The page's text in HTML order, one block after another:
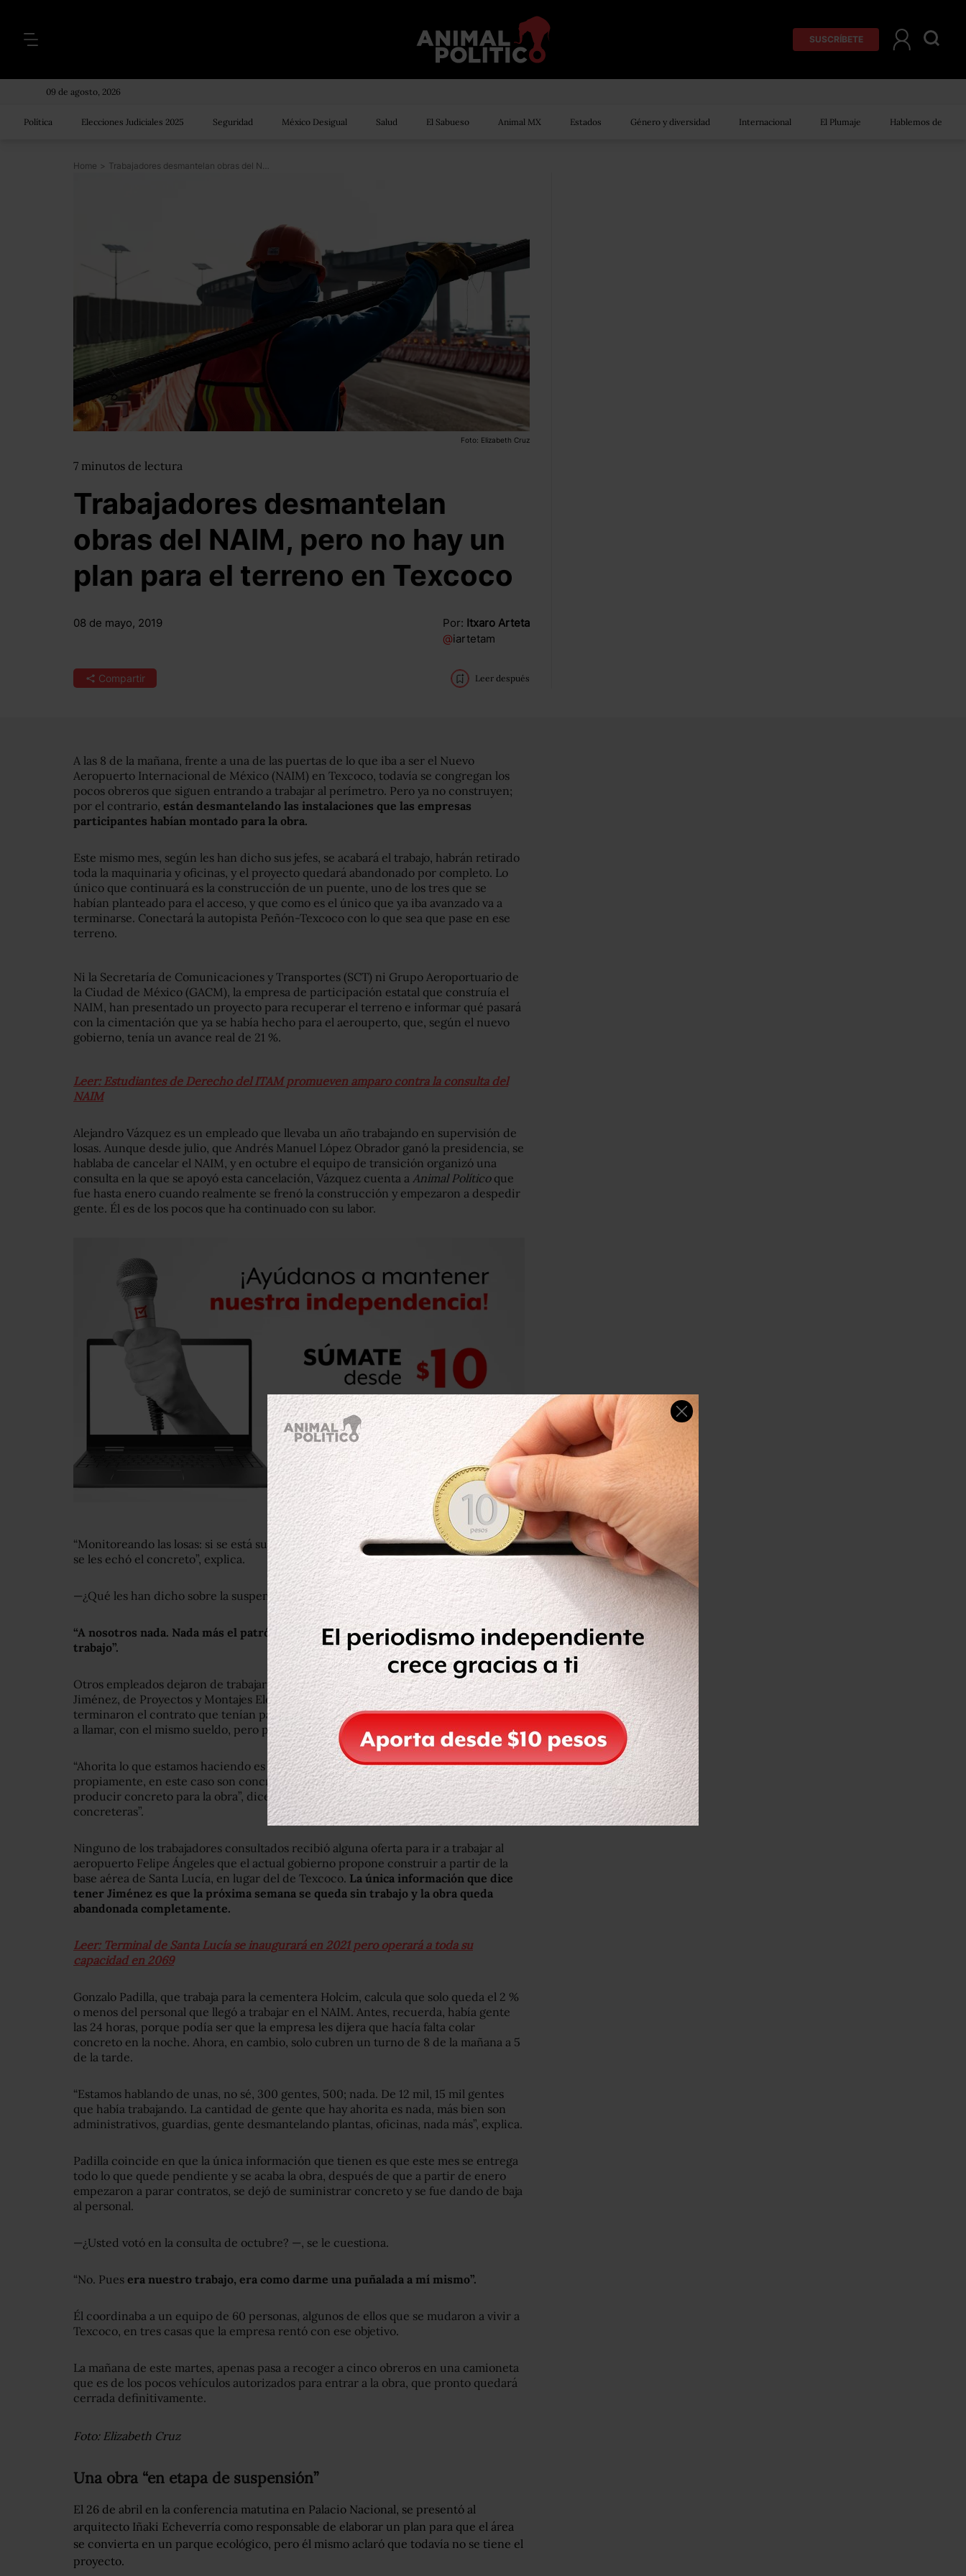
SUSCRÍBETE
09 de agosto, 2026
Política Elecciones Judiciales 2025 Seguridad México Desigual Salud El Sabueso Animal MX Estados Género y diversidad Internacional El Plumaje Hablemos de
Home > Trabajadores desmantelan obras del NAIM, pero no hay un plan para el terreno en Texcoco
Foto: Elizabeth Cruz
7 minutos de lectura
Trabajadores desmantelan
obras del NAIM, pero no hay un
plan para el terreno en Texcoco
08 de mayo, 2019 Por: Itxaro Arteta
@iartetam
Compartir Leer después
A las 8 de la mañana, frente a una de las puertas de lo que iba a ser el Nuevo
Aeropuerto Internacional de México (NAIM) en Texcoco, todavía se congregan los
pocos obreros que siguen entrando a trabajar al perímetro. Pero ya no construyen;
por el contrario, están desmantelando las instalaciones que las empresas
participantes habían montado para la obra.
Este mismo mes, según les han dicho sus jefes, se acabará el trabajo, habrán retirado
toda la maquinaria y oficinas, y el proyecto quedará abandonado por completo. Lo
único que continuará es la construcción de un puente, uno de los tres que se
habían planteado para el acceso, y que como es el único que ya iba avanzado va a
terminarse. Conectará la autopista Peñón-Texcoco con lo que sea que pase en ese
terreno.
Ni la Secretaría de Comunicaciones y Transportes (SCT) ni Grupo Aeroportuario de
la Ciudad de México (GACM), la empresa de participación estatal que construía el
NAIM, han presentado un proyecto para recuperar el terreno e informar qué pasará
con la cimentación que ya se había hecho para el aerouperto, que, según el nuevo
gobierno, tenía un avance real de 21 %.
Leer: Estudiantes de Derecho del ITAM promueven amparo contra la consulta del
NAIM
Alejandro Vázquez es un empleado que llevaba un año trabajando en supervisión de
losas. Aunque desde julio, que Andrés Manuel López Obrador ganó la presidencia, se
hablaba de cancelar el NAIM, y en octubre el equipo de transición organizó una
consulta en la que se apoyó esta cancelación, Vázquez cuenta a Animal Políticoque
fue hasta enero cuando realmente se frenó la construcción y empezaron a despedir
gente. Él es de los pocos que ha continuado con su labor.
“Monitoreando las losas: si se está sumiendo, no se está sumiendo. Que ya están, ya
se les echó el concreto”, explica.
—¿Qué les han dicho sobre la suspensión? —, se le pregunta.
“A nosotros nada. Nada más el patrón dijo: ya nada más 15 días nos quedan de
trabajo”.
Otros empleados dejaron de trabajar durante un par de meses, como Fernando
Jiménez, de Proyectos y Montajes Electromecánicos de México, porque en enero les
terminaron el contrato que tenían para construir y a principios de abril los volvieron
a llamar, con el mismo sueldo, pero para un nuevo propósito: el de retirar todo.
“Ahorita lo que estamos haciendo es desmantelando la estructura de construcción,
propiamente, en este caso son concreteras que estamos retirando, que eran para
producir concreto para la obra”, dice. “Trabajamos medio año, se instalaron tres
concreteras”.
Ninguno de los trabajadores consultados recibió alguna oferta para ir a trabajar al
aeropuerto Felipe Ángeles que el actual gobierno propone construir a partir de la
base aérea de Santa Lucía, en lugar del de Texcoco. La única información que dice
tener Jiménez es que la próxima semana se queda sin trabajo y la obra queda
abandonada completamente.
Leer: Terminal de Santa Lucía se inaugurará en 2021 pero operará a toda su
capacidad en 2069
Gonzalo Padilla, que trabaja para la cementera Holcim, calcula que solo queda el 2 %
o menos del personal que llegó a trabajar en el NAIM. Antes, recuerda, había gente
las 24 horas, porque podía ser que la empresa les dijera que hacía falta colar
concreto en la noche. Ahora, en cambio, solo cubren un turno de 8 de la mañana a 5
de la tarde.
“Estamos hablando de unas, no sé, 300 gentes, 500; nada. De 12 mil, 15 mil gentes
que había trabajando. La cantidad de gente que hay ahorita es nada, más bien son
administrativos, guardias, gente desmantelando plantas, oficinas, nada más”, explica.
Padilla coincide en que la única información que tienen es que este mes se entrega
todo lo que quede pendiente y se acaba la obra, después de que a partir de enero
empezaron a parar contratos, se dejó de suministrar concreto y se fue dando de baja
al personal.
—¿Usted votó en la consulta de octubre? —, se le cuestiona.
“No. Pues era nuestro trabajo, era como darme una puñalada a mí mismo”.
Él coordinaba a un equipo de 60 personas, algunos de ellos que se mudaron a vivir a
Texcoco, en tres casas que la empresa rentó con ese objetivo.
La mañana de este martes, apenas pasa a recoger a cinco obreros en una camioneta
que es de los pocos vehículos autorizados para entrar a la obra, que pronto quedará
cerrada definitivamente.
Foto: Elizabeth Cruz
Una obra “en etapa de suspensión”
El 26 de abril en la conferencia matutina en Palacio Nacional, se presentó al
arquitecto Iñaki Echeverría como responsable de elaborar un plan para que el área
se convierta en un parque ecológico, pero él mismo aclaró que todavía no se tiene el
proyecto.